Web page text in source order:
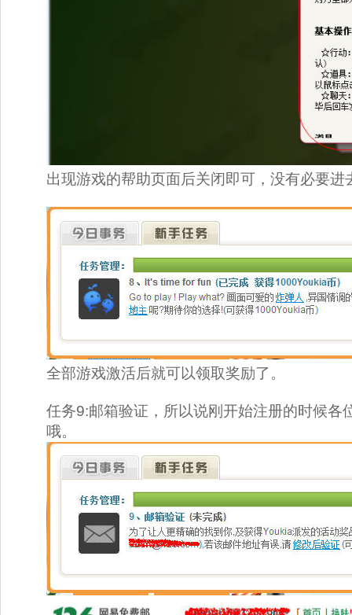
出现游戏的帮助页面后关闭即可，没有必要进
全部游戏激活后就可以领取奖励了。
任务9:邮箱验证，所以说刚开始注册的时候各
哦。